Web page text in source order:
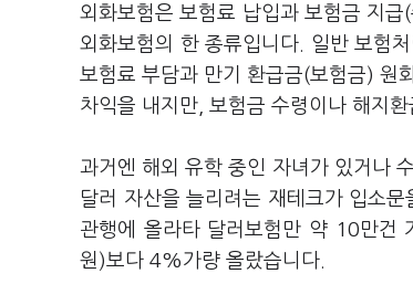
외화보험은 보험료 납입과 보험금 지
외화보험의 한 종류입니다. 일반 보험
보험료 부담과 만기 환급금(보험금) 원
차익을 내지만, 보험금 수령이나 해지
과거엔 해외 유학 중인 자녀가 있거나
달러 자산을 늘리려는 재테크가 입소
관행에 올라타 달러보험만 약 10만건
원)보다 4%가량 올랐습니다.